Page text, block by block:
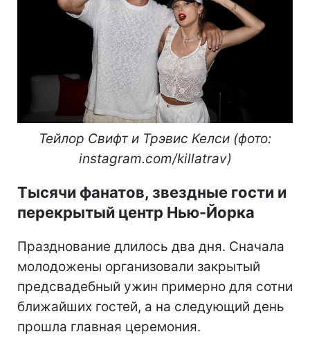
Тейлор Свифт и Трэвис Келси (фото:
instagram.com/killatrav)
Тысячи фанатов, звездные гости и
перекрытый центр Нью-Йорка
Празднование длилось два дня. Сначала
молодожены организовали закрытый
предсвадебный ужин примерно для сотни
ближайших гостей, а на следующий день
прошла главная церемония.